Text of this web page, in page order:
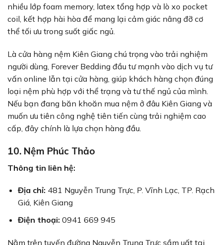
nhiều lớp foam memory, latex tổng hợp và lò xo pocket
coil, kết hợp hài hòa để mang lại cảm giác nâng đỡ cơ
thể tối ưu trong suốt giấc ngủ.
Là cửa hàng nệm Kiên Giang chú trọng vào trải nghiệm
người dùng, Forever Bedding đầu tư mạnh vào dịch vụ tư
vấn online lẫn tại cửa hàng, giúp khách hàng chọn đúng
loại nệm phù hợp với thể trạng và tư thế ngủ của mình.
Nếu bạn đang băn khoăn mua nệm ở đâu Kiên Giang và
muốn ưu tiên công nghệ tiên tiến cùng trải nghiệm cao
cấp, đây chính là lựa chọn hàng đầu.
10. Nệm Phúc Thảo
Thông tin liên hệ:
Địa chỉ: 481 Nguyễn Trung Trực, P. Vĩnh Lạc, TP. Rạch
Giá, Kiên Giang
Điện thoại: 0941 669 945
Nằm trên tuyến đường Nguyễn Trung Trực sầm uất tại